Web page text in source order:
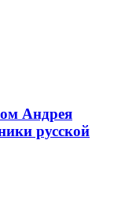
Андрея
русской